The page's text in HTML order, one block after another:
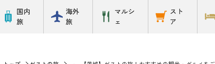
国内
旅
海外
旅
マルシ
ェ
スト
ア